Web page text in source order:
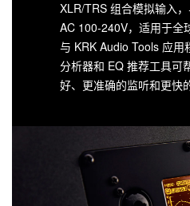
XLR/TRS 组合模拟输入
AC 100-240V，适用于全
与 KRK Audio Tools 应用
分析器和 EQ 推荐工具可
好、更准确的监听和更快